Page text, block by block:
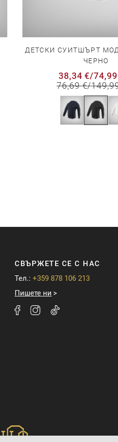
ДЕТСКИ СУИТШЪРТ
ЧЕРНО
38,34 €/
76,69 €/
СВЪРЖЕТЕ СЕ С НАС
Тел.: +359 878 106 213
Пишете ни